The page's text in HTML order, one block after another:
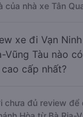
của nhà xe Tân
xe đi Vạn
Vũng Tàu nào
cấp nhất?
chưa đủ review để